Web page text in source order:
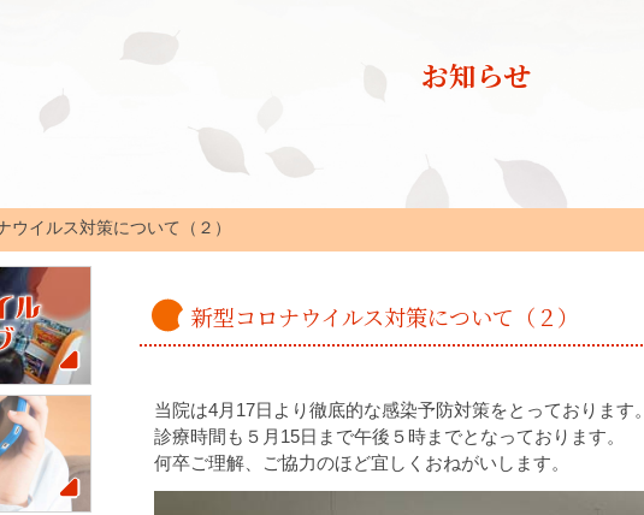
お知らせ
ウイルス対策について（２）
新型コロナウイルス対策について（２）
当院は4月17日より徹底的な感染予防対策をとっております。
診療時間も５月15日まで午後５時までとなっております。
何卒ご理解、ご協力のほど宜しくおねがいします。